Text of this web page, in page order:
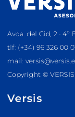
Avda. del Cid, 2 · 4º
tlf: (+34) 96 326 00
mail:
Copyright © VERSIS
Versis